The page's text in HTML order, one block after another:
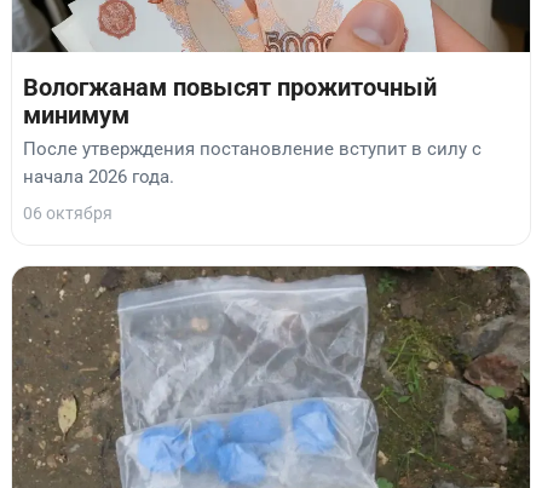
Вологжанам повысят прожиточный
минимум
После утверждения постановление вступит в силу с
начала 2026 года.
06 октября